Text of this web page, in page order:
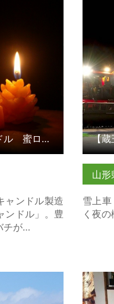
ャンドル製造
ンドル」。豊
チが…
ハチ蜜の森キャンドル 蜜ロウソク作り体験
山形
雪上
く夜
お寺で